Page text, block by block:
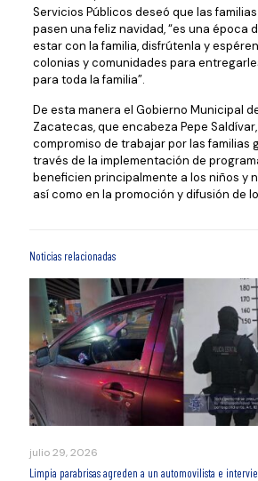
Servicios Públicos deseó que las
pasen una feliz navidad, “es una época
estar con la familia, disfrútenla y
colonias y comunidades para
para toda la familia”.
De esta manera el Gobierno Municipal
Zacatecas, que encabeza Pepe
compromiso de trabajar por las familias
través de la implementación de
beneficien principalmente a los niños y
así como en la promoción y difusión de
Noticias relacionadas
julio 29, 2026
Limpia parabrisas agreden a un automovilista e